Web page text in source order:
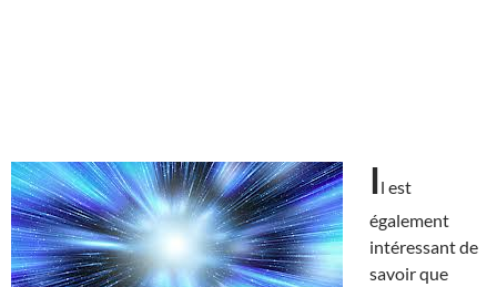
Il est
également
intéressant de
savoir que